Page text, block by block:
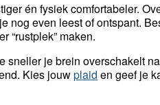
én fysiek comfortabeler.
nog even leest of ontspant.
“rustplek” maken.
sneller je brein overschakelt
Kies jouwplaid en geef je